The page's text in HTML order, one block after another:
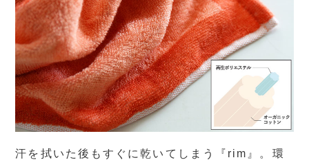
汗を拭いた後もすぐに乾いてしまう『rim』。環